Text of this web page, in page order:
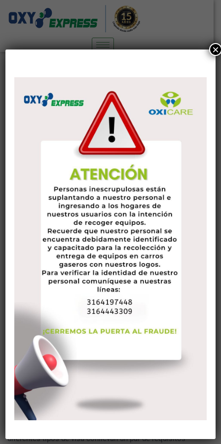
Colombia
11 de agosto de 2022
Si usted es el viejo o anticuado asociado con Colombia, es
importante tomarse el tiempo para evaluar las posibilidades
creditrates coayudará con el
funcionamiento de la plataforma de crédito, sino que
también lo ayudará a encontrar el banco apropiado para la
Empieza por hacer una comparativa amplia, te
ahorras un dineral en la tirada larga.
Visas con respecto al látigo
sazonado
Emplear una visa para idiota experimentado en Colombia no
es difícil, hay algunos tipos de visas disponibles para
obtener. Puede obtener una visa de turista, un crédito de
diferentes tipos de visa conllevan un par de requisitos
×